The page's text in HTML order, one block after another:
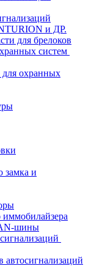
и ДР.
для брелоков
систем
для охранных
замка и
шины
автосигнализаций